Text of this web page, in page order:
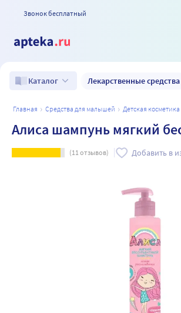
Звонок бесплатный
Каталог Лекарственные средства
главная средства для малышей детская косметика
Алиса шампунь мягкий
(11отзывов) Добавить в